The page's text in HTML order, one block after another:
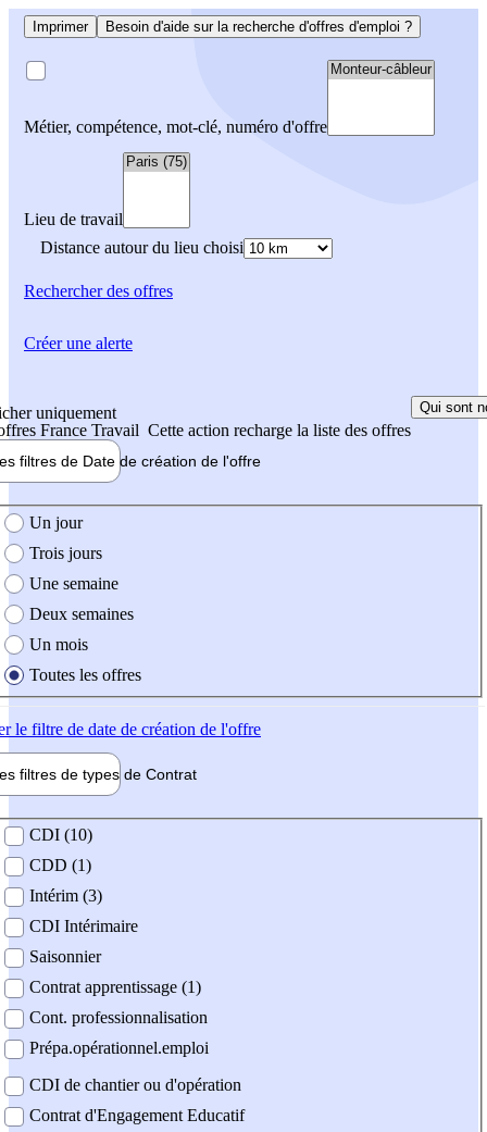
Imprimer Besoin d'aide sur la recherche d'offres d'emploi ?
Métier, compétence, mot-clé, numéro d'offre
Lieu de travail
Distance autour du lieu choisi
Rechercherdes offres
uniquement
France Travail Cette action recharge la liste des offres
Qui sont
filtres de Date de création de l'offre
création de l'offre
Un jour
Trois jours
Une semaine
Deux semaines
Un mois
Toutes les offres
le filtre de date de création de l'offre
filtres de types de Contrat
contrat
CDI (10)
CDD (1)
Intérim (3)
CDI Intérimaire
Saisonnier
Contrat apprentissage (1)
Cont. professionnalisation
Prépa.opérationnel.emploi
CDI de chantier ou d'opération
Contrat d'Engagement Educatif
Créer une alerte